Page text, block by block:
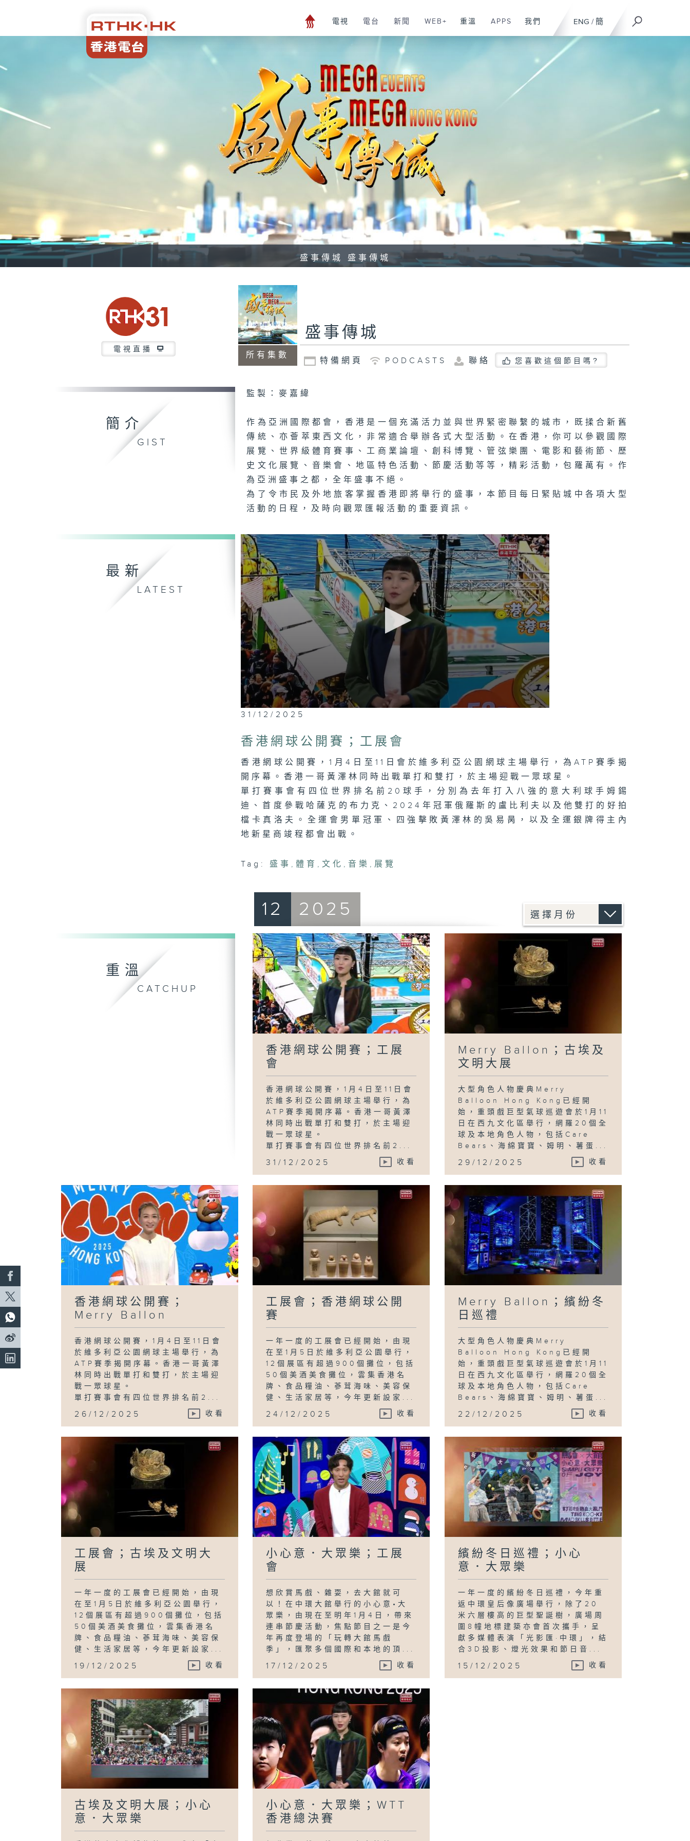
ENG / 簡
電視 電台 新聞 WEB+ 重溫 APPS 我們
盛事傳城 盛事傳城
電視直播
所有集數
盛事傳城
特備網頁 PODCASTS 聯絡 您喜歡這個節目嗎?
簡介
GIST
監製：麥嘉緯
作為亞洲國際都會，香港是一個充滿活力並與世界緊密聯繫的城市，既揉合新舊
傳統、亦薈萃東西文化，非常適合舉辦各式大型活動。在香港，你可以參觀國際
展覽、世界級體育賽事、工商業論壇、創科博覽、管弦樂團、電影和藝術節、歷
史文化展覽、音樂會、地區特色活動、節慶活動等等，精彩活動，包羅萬有。作
為亞洲盛事之都，全年盛事不絕。
為了令市民及外地旅客掌握香港即將舉行的盛事，本節目每日緊貼城中各項大型
活動的日程，及時向觀眾匯報活動的重要資訊。
最新
LATEST
0
seconds
3
minutes,
secondsVolume
90%
31/12/2025
香港網球公開賽；工展會
香港網球公開賽，1月4日至11日會於維多利亞公園網球主場舉行，為ATP賽季揭
開序幕。香港一哥黃澤林同時出戰單打和雙打，於主場迎戰一眾球星。
單打賽事會有四位世界排名前20球手，分別為去年打入八強的意大利球手姆錫
迪、首度參戰哈薩克的布力克、2024年冠軍俄羅斯的盧比利夫以及他雙打的好拍
檔卡真洛夫。全運會男單冠軍、四強擊敗黃澤林的吳易昺，以及全運銀牌得主內
地新星商竣程都會出戰。
Tag: 盛事 , 體育 , 文化 , 音樂 , 展覽
重溫
CATCHUP
12 2025
香港網球公開賽；工展
會
香港網球公開賽，1月4日至11日會
於維多利亞公園網球主場舉行，為
ATP賽季揭開序幕。香港一哥黃澤
林同時出戰單打和雙打，於主場迎
戰一眾球星。
單打賽事會有四位世界排名前2...
31/12/2025 收看
Merry Ballon；古埃及
文明大展
大型角色人物慶典Merry
Balloon Hong Kong已經開
始，重頭戲巨型氣球巡遊會於1月11
日在西九文化區舉行，網羅20個全
球及本地角色人物，包括Care
Bears、海綿寶寶、姆明、薯蛋...
29/12/2025 收看
香港網球公開賽；
Merry Ballon
香港網球公開賽，1月4日至11日會
於維多利亞公園網球主場舉行，為
ATP賽季揭開序幕。香港一哥黃澤
林同時出戰單打和雙打，於主場迎
戰一眾球星。
單打賽事會有四位世界排名前2...
26/12/2025 收看
工展會；香港網球公開
賽
一年一度的工展會已經開始，由現
在至1月5日於維多利亞公園舉行，
12個展區有超過900個攤位，包括
50個美酒美食攤位，雲集香港名
牌、食品糧油、蔘茸海味、美容保
健、生活家居等，今年更新設家...
24/12/2025 收看
Merry Ballon；繽紛冬
日巡禮
大型角色人物慶典Merry
Balloon Hong Kong已經開
始，重頭戲巨型氣球巡遊會於1月11
日在西九文化區舉行，網羅20個全
球及本地角色人物，包括Care
Bears、海綿寶寶、姆明、薯蛋...
22/12/2025 收看
工展會；古埃及文明大
展
一年一度的工展會已經開始，由現
在至1月5日於維多利亞公園舉行，
12個展區有超過900個攤位，包括
50個美酒美食攤位，雲集香港名
牌、食品糧油、蔘茸海味、美容保
健、生活家居等，今年更新設家...
19/12/2025 收看
小心意．大眾樂；工展
會
想欣賞馬戲、雜耍，去大館就可
以！在中環大館舉行的小心意•大
眾樂，由現在至明年1月4日，帶來
連串節慶活動，焦點節目之一是今
年再度登場的「玩轉大館馬戲
季」，匯聚多個國際和本地的頂...
17/12/2025 收看
繽紛冬日巡禮；小心
意．大眾樂
一年一度的繽紛冬日巡禮，今年重
返中環皇后像廣場舉行，除了20
米六層樓高的巨型聖誕樹，廣場周
圍8幢地標建築亦會首次攜手，呈
獻多媒體表演「光影匯·中環」，結
合3D投影、燈光效果和節日音...
15/12/2025 收看
古埃及文明大展；小心
意．大眾樂
小心意．大眾樂；WTT
香港總決賽